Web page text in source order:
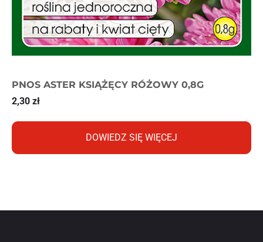
PNOS ASTER KSIĄŻĘCY RÓŻOWY 0,8G
2,30 zł
DOWIEDZ SIĘ WIĘCEJ